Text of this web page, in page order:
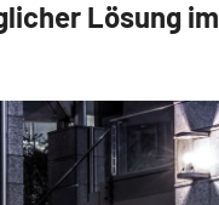
Lösung im